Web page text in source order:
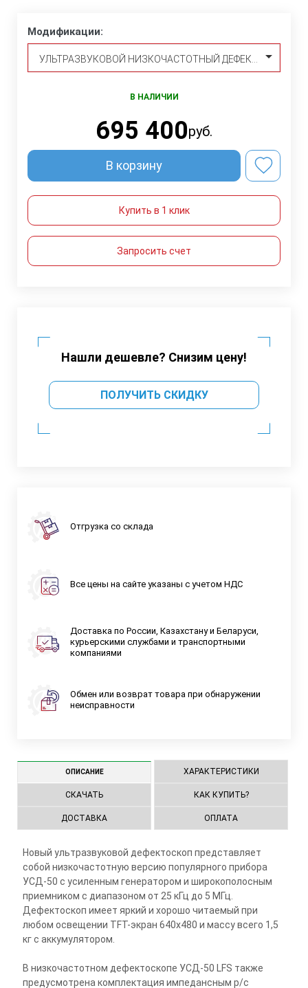
Модификации:
В НАЛИЧИИ
695 400руб.
В корзину
Купить в 1 клик
Запросить счет
Нашли дешевле? Снизим цену!
ПОЛУЧИТЬ СКИДКУ
Отгрузка со склада
Все цены на сайте указаны с учетом НДС
Доставка по России, Казахстану и Беларуси,
курьерскими службами и транспортными
компаниями
Обмен или возврат товара при обнаружении
неисправности
ОПИСАНИЕ ХАРАКТЕРИСТИКИ
СКАЧАТЬ КАК КУПИТЬ?
ДОСТАВКА ОПЛАТА
Новый ультразвуковой дефектоскоп представляет
собой низкочастотную версию популярного прибора
УСД-50 с усиленным генератором и широкополосным
приемником с диапазоном от 25 кГц до 5 МГц.
Дефектоскоп имеет яркий и хорошо читаемый при
любом освещении TFT-экран 640х480 и массу всего 1,5
кг с аккумулятором.
В низкочастотном дефектоскопе УСД-50 LFS также
предусмотрена комплектация импедансным р/с